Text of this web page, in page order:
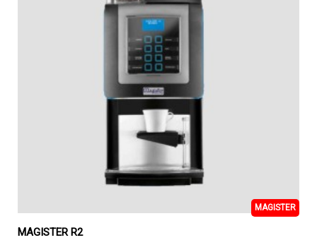
MAGISTER
MAGISTER R2